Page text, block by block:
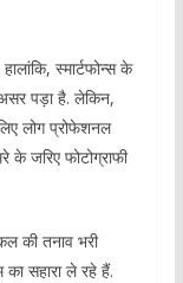
स्मार्टफोन्स के
पड़ा है. लेकिन,
लोग प्रोफेशनल
जरिए फोटोग्राफी
की तनाव भरी
सहारा ले रहे हैं.